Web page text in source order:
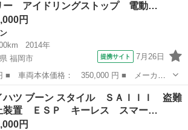
ー アイドリングストップ 電動…
円
2014年
福岡市
提携サイト 7月26日
名： ブーン ■ グレード名： ＣＬ ＥＴ
ー アイドリングストップ 電動格納ミラー
ブーン
ハツ ブーン スタイル ＳＡＩＩＩ 盗難
装置 ＥＳＰ キーレス スマー…
円